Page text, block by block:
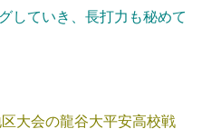
していき、長打力も秘めて
大会の龍谷大平安高校戦